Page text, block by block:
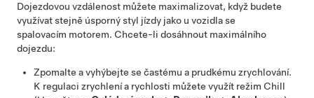
Dojezdovou vzdálenost můžete maximalizovat, když budete
využívat stejně úsporný styl jízdy jako u vozidla se
spalovacím motorem. Chcete-li dosáhnout maximálního
dojezdu:
Zpomalte a vyhýbejte se častému a prudkému zrychlování.
K regulaci zrychlení a rychlosti můžete využít režim Chill